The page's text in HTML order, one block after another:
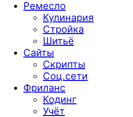
Ремесло
Кулинария
Стройка
Шитьё
Сайты
Скрипты
Соц.сети
Фриланс
Кодинг
Учёт